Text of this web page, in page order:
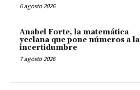
6 agosto 2026
Anabel Forte, la matemática
yeclana que pone números a la
incertidumbre
7 agosto 2026